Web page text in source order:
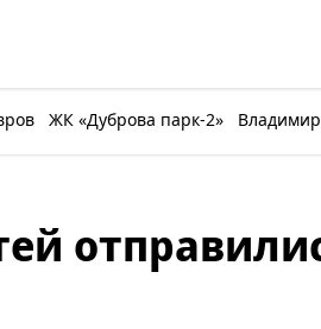
ЖК «Дуброва парк-2»